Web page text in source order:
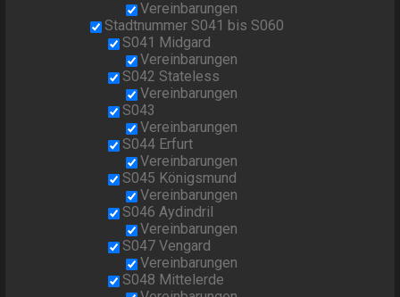
Vereinbarungen
Stadtnummer S041 bis S060
S041 Midgard
Vereinbarungen
S042 Stateless
Vereinbarungen
S043
Vereinbarungen
S044 Erfurt
Vereinbarungen
S045 Königsmund
Vereinbarungen
S046 Aydindril
Vereinbarungen
S047 Vengard
Vereinbarungen
S048 Mittelerde